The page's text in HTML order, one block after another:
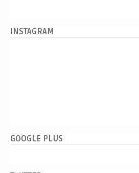
INSTAGRAM
GOOGLE PLUS